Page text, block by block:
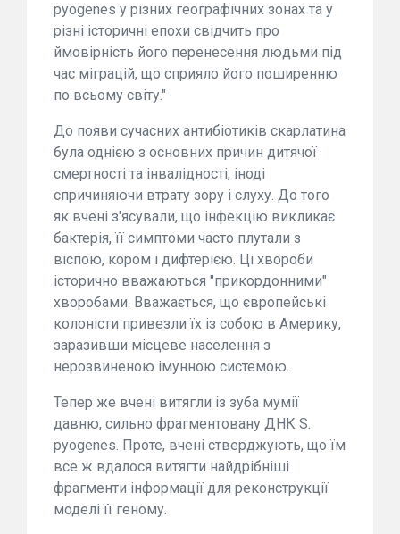
pyogenes у різних географічних зонах та у
різні історичні епохи свідчить про
ймовірність його перенесення людьми під
час міграцій, що сприяло його поширенню
по всьому світу."
До появи сучасних антибіотиків скарлатина
була однією з основних причин дитячої
смертності та інвалідності, іноді
спричиняючи втрату зору і слуху. До того
як вчені з'ясували, що інфекцію викликає
бактерія, її симптоми часто плутали з
віспою, кором і дифтерією. Ці хвороби
історично вважаються "прикордонними"
хворобами. Вважається, що європейські
колоністи привезли їх із собою в Америку,
заразивши місцеве населення з
нерозвиненою імунною системою.
Тепер же вчені витягли із зуба мумії
давню, сильно фрагментовану ДНК S.
pyogenes. Проте, вчені стверджують, що їм
все ж вдалося витягти найдрібніші
фрагменти інформації для реконструкції
моделі її геному.